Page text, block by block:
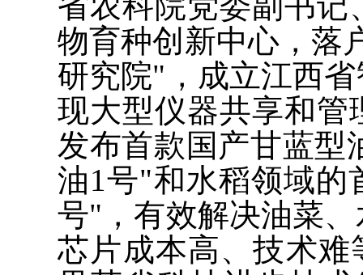
物育种创新中心，落
研究院"，成立江西
现大型仪器共享和管
发布首款国产甘蓝型
油1号"和水稻领域的
号"，有效解决油菜
芯片成本高、技术